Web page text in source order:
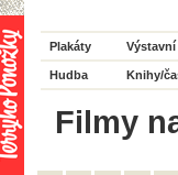
Plakáty
Hudba Knihy/
Filmy